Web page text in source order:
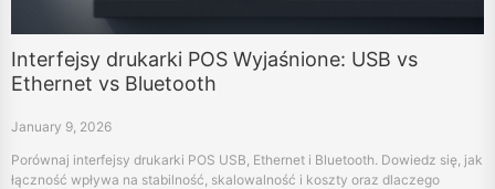
Interfejsy drukarki POS Wyjaśnione: USB vs
Ethernet vs Bluetooth
January 9, 2026
Porównaj interfejsy drukarki POS USB, Ethernet i Bluetooth. Dowiedz się, jak
łączność wpływa na stabilność, skalowalność i koszty oraz dlaczego